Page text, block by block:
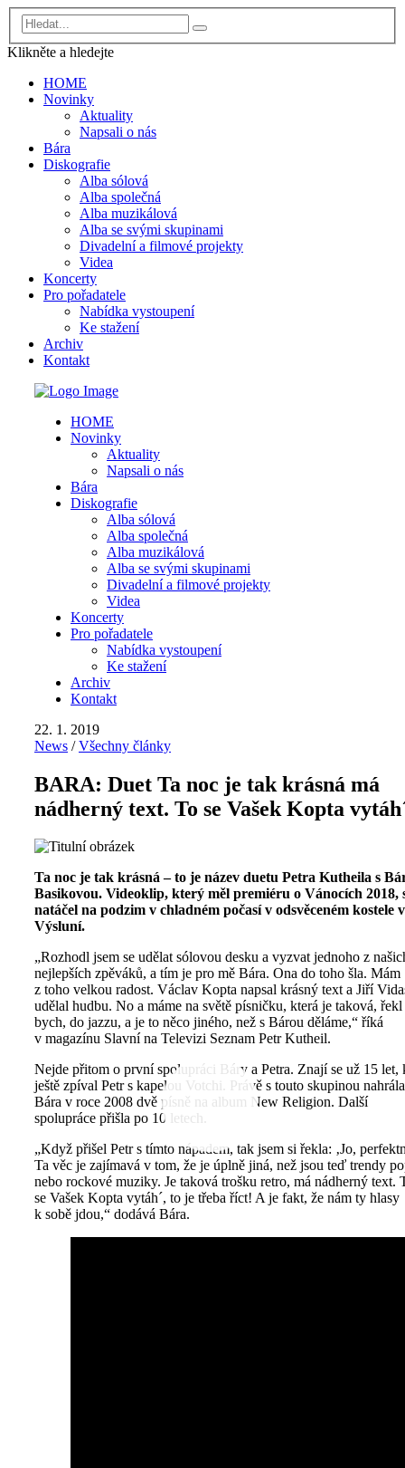
Klikněte a hledejte
HOME
Novinky
Aktuality
Napsali o nás
Bára
Diskografie
Alba sólová
Alba společná
Alba muzikálová
Alba se svými skupinami
Divadelní a filmové projekty
Videa
Koncerty
Pro pořadatele
Nabídka vystoupení
Ke stažení
Archiv
Kontakt
HOME
Novinky
Aktuality
Napsali o nás
Bára
Diskografie
Alba sólová
Alba společná
Alba muzikálová
Alba se svými skupinami
Divadelní a filmové projekty
Videa
Koncerty
Pro pořadatele
Nabídka vystoupení
Ke stažení
Archiv
Kontakt
22. 1. 2019
News /Všechny články
BARA: Duet Ta noc je tak krásná má
nádherný text. To se Vašek Kopta
Ta noc je tak krásná – to je název duetu Petra Kutheila s
Basikovou. Videoklip, který měl premiéru o Vánocích 2018,
natáčel na podzim v chladném počasí v odsvěceném kostele
Výsluní.
„Rozhodl jsem se udělat sólovou desku a vyzvat jednoho z
nejlepších zpěváků, a tím je pro mě Bára. Ona do toho šla. Mám
z toho velkou radost. Václav Kopta napsal krásný text a Jiří
udělal hudbu. No a máme na světě písničku, která je taková, řekl
bych, do jazzu, a je to něco jiného, než s Bárou děláme,“ říká
v magazínu Slavní na Televizi Seznam Petr Kutheil.
Nejde přitom o první spolupráci Báry a Petra. Znají se už 15 let,
ještě zpíval Petr s kapelou Votchi. Právě s touto skupinou nahrála
Bára v roce 2008 dvě písně na album New Religion. Další
spolupráce přišla po 10 letech.
„Když přišel Petr s tímto nápadem, tak jsem si řekla: ‚Jo,
Ta věc je zajímavá v tom, že je úplně jiná, než jsou teď trendy
nebo rockové muziky. Je taková trošku retro, má nádherný text.
se Vašek Kopta vytáh´, to je třeba říct! A je fakt, že nám ty hlasy
k sobě jdou,“ dodává Bára.